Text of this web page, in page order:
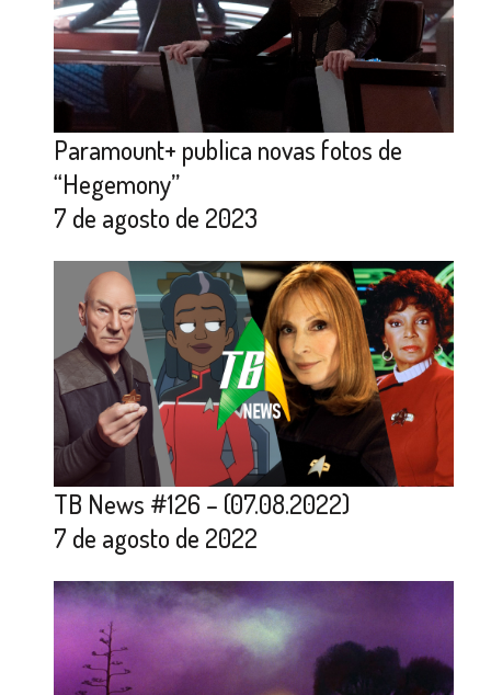
Paramount+ publica novas fotos de
“Hegemony”
7 de agosto de 2023
TB News #126 – (07.08.2022)
7 de agosto de 2022